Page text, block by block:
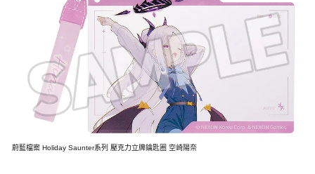
蔚藍檔案 Holiday Saunter系列 壓克力立牌鑰匙圈 空崎陽奈